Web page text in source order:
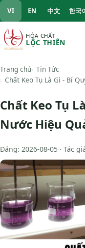
VI EN 中文 한국
HÓA CHẤT
LỘC THIÊN
Trang chủ Tin Tức
Chất Keo Tụ Là Gì - Bí
Chất Keo Tụ
Nước Hiệu
Đăng: 2026-08-05 · Tác